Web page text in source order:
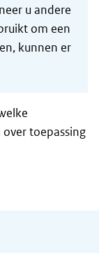
u andere
om een
kunnen er
toepassing